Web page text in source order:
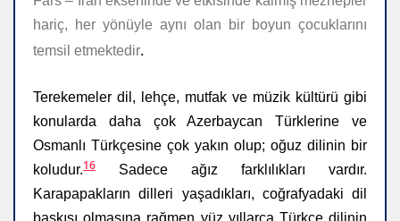
hariç, her yönüyle aynı olan bir boyun çocuklarını
temsil etmektedir.
Terekemeler dil, lehçe, mutfak ve müzik kültürü gibi
konularda daha çok Azerbaycan Türklerine ve
Osmanlı Türkçesine çok yakın olup; oğuz dilinin bir
koludur.16 Sadece ağız farklılıkları vardır.
Karapapakların dilleri yaşadıkları, coğrafyadaki dil
baskısı olmasına rağmen yüz yıllarca Türkçe dilinin